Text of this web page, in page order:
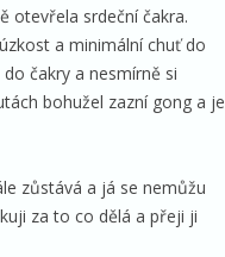
otevřela srdeční čakra.
a minimální chuť do
čakry a nesmírně si
bohužel zazní gong a je
zůstává a já se nemůžu
za to co dělá a přeji ji